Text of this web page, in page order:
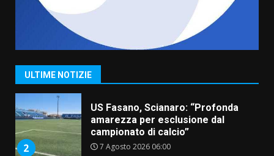
ULTIME NOTIZIE
1
“I Contestatori: Musica di
Rivoluzione”: nuovo
appuntamento con “Fasano in
2
US Fasano, Scianaro: “Profonda
amarezza per esclusione dal
campionato di calcio”
7 Agosto 2026 06:00